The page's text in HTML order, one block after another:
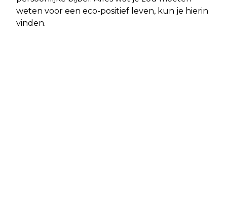
weten voor een eco-positief leven, kun je hierin
vinden.